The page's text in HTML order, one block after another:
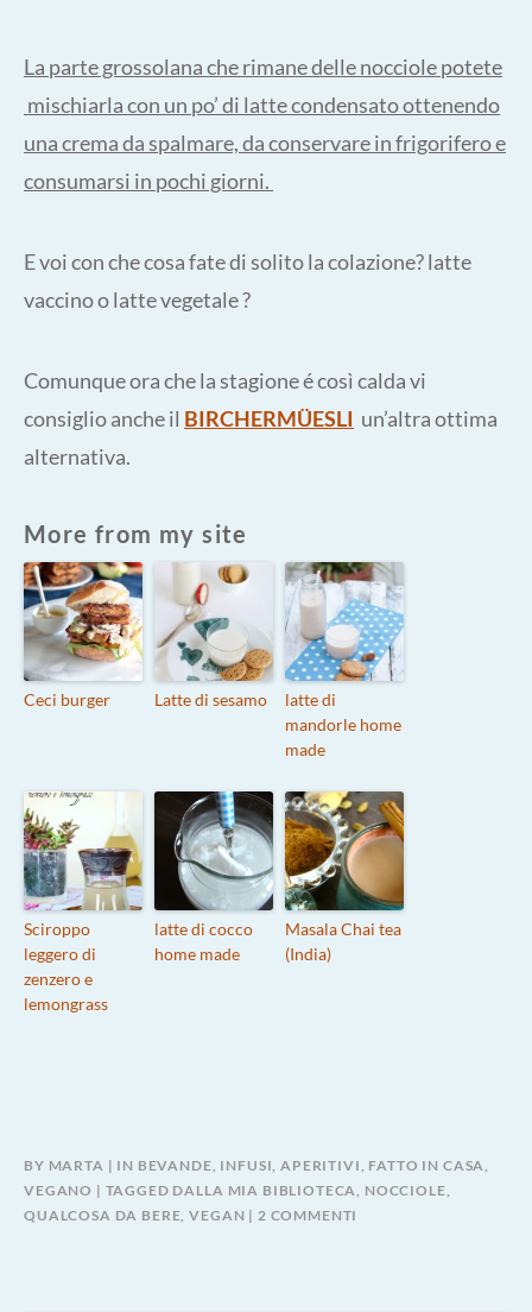
La parte grossolana che rimane delle nocciole potete
mischiarla con un po’ di latte condensato ottenendo
una crema da spalmare, da conservare in frigorifero e
consumarsi in pochi giorni.
E voi con che cosa fate di solito la colazione? latte
vaccino o latte vegetale ?
Comunque ora che la stagione é così calda vi
consiglio anche il BIRCHERMÜESLI un’altra ottima
alternativa.
More from my site
Ceci burger Latte di sesamo
latte di
mandorle home
made
Sciroppo
leggero di
zenzero e
lemongrass
latte di cocco
home made
Masala Chai tea
(India)
BY MARTA IN BEVANDE, INFUSI, APERITIVI FATTO IN CASA
VEGANO
TAGGED DALLA MIA BIBLIOTECA NOCCIOLE
QUALCOSA DA BERE ,VEGAN 2 COMMENTI